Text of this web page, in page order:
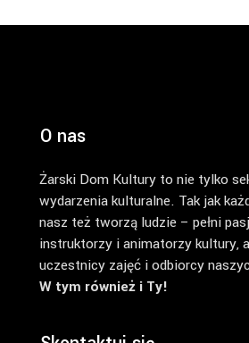
O nas
Żarski Dom Kultury to nie tylko
wydarzenia kulturalne. Tak jak
nasz też tworzą ludzie – pełni
instruktorzy i animatorzy kultury,
uczestnicy zajęć i odbiorcy
W tym również i Ty!